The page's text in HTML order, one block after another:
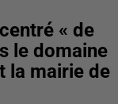
« de
le domaine
la mairie de